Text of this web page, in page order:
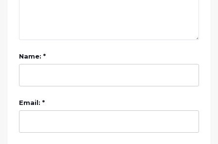
Name: *
Email: *